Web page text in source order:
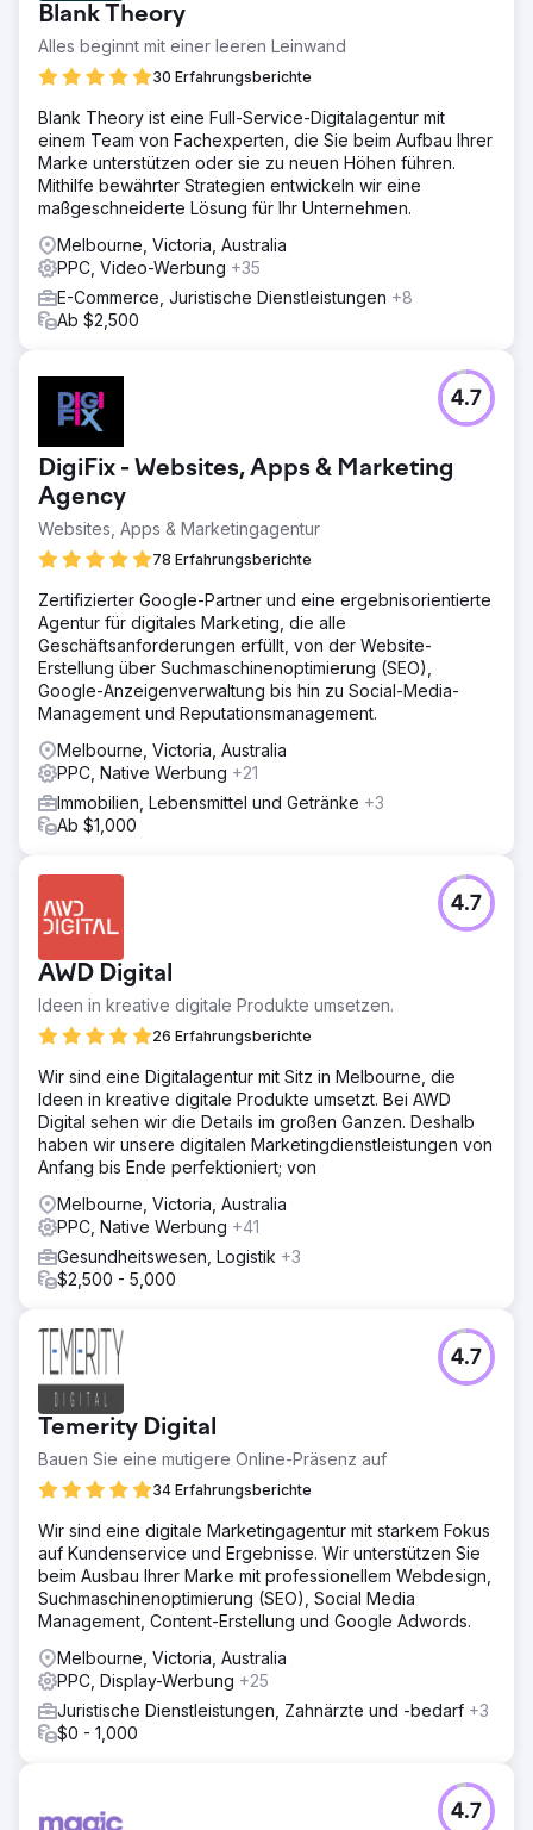
Blank Theory
Alles beginnt mit einer leeren Leinwand
30 Erfahrungsberichte
Blank Theory ist eine Full-Service-Digitalagentur mit
einem Team von Fachexperten, die Sie beim Aufbau Ihrer
Marke unterstützen oder sie zu neuen Höhen führen.
Mithilfe bewährter Strategien entwickeln wir eine
maßgeschneiderte Lösung für Ihr Unternehmen.
Melbourne, Victoria, Australia
PPC, Video-Werbung +35
E-Commerce, Juristische Dienstleistungen +8
Ab $2,500
DigiFix - Websites, Apps & Marketing
Agency
Websites, Apps & Marketingagentur
78 Erfahrungsberichte
4.7
Zertifizierter Google-Partner und eine ergebnisorientierte
Agentur für digitales Marketing, die alle
Geschäftsanforderungen erfüllt, von der Website-
Erstellung über Suchmaschinenoptimierung (SEO),
Google-Anzeigenverwaltung bis hin zu Social-Media-
Management und Reputationsmanagement.
Melbourne, Victoria, Australia
PPC, Native Werbung +21
Immobilien, Lebensmittel und Getränke +3
Ab $1,000
AWD Digital
Ideen in kreative digitale Produkte umsetzen.
26 Erfahrungsberichte
4.7
Wir sind eine Digitalagentur mit Sitz in Melbourne, die
Ideen in kreative digitale Produkte umsetzt. Bei AWD
Digital sehen wir die Details im großen Ganzen. Deshalb
haben wir unsere digitalen Marketingdienstleistungen von
Anfang bis Ende perfektioniert; von
Melbourne, Victoria, Australia
PPC, Native Werbung +41
Gesundheitswesen, Logistik +3
$2,500 - 5,000
Temerity Digital
Bauen Sie eine mutigere Online-Präsenz auf
34 Erfahrungsberichte
4.7
Wir sind eine digitale Marketingagentur mit starkem Fokus
auf Kundenservice und Ergebnisse. Wir unterstützen Sie
beim Ausbau Ihrer Marke mit professionellem Webdesign,
Suchmaschinenoptimierung (SEO), Social Media
Management, Content-Erstellung und Google Adwords.
Melbourne, Victoria, Australia
PPC, Display-Werbung +25
Juristische Dienstleistungen, Zahnärzte und -bedarf +3
$0 - 1,000
4.7